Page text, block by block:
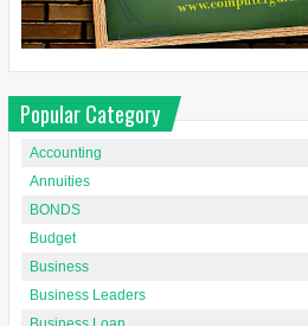
Popular Category
Accounting
Annuities
BONDS
Budget
Business
Business Leaders